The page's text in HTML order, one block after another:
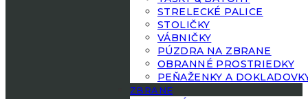
STRELECKÉ PALICE
STOLIČKY
VÁBNIČKY
PÚZDRA NA ZBRANE
OBRANNÉ PROSTRIEDKY
PEŇAŽENKY A
ZBRANE